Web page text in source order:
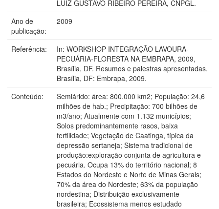
LUIZ GUSTAVO RIBEIRO PEREIRA, CNPGL.
Ano de
publicação:
2009
Referência:
In: WORKSHOP INTEGRAÇÃO LAVOURA-
PECUÁRIA-FLORESTA NA EMBRAPA, 2009,
Brasília, DF. Resumos e palestras apresentadas.
Brasília, DF: Embrapa, 2009.
Conteúdo:
Semiárido: área: 800.000 km2; População: 24,6
milhões de hab.; Precipitação: 700 bilhões de
m3/ano; Atualmente com 1.132 municípios;
Solos predominantemente rasos, baixa
fertilidade; Vegetação de Caatinga, típica da
depressão sertaneja; Sistema tradicional de
produção:exploração conjunta de agricultura e
pecuária. Ocupa 13% do território nacional; 8
Estados do Nordeste e Norte de Minas Gerais;
70% da área do Nordeste; 63% da população
nordestina; Distribuição exclusivamente
brasileira; Ecossistema menos estudado